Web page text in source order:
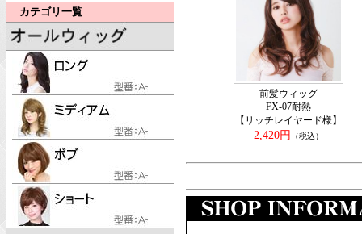
カテゴリ一覧
前髪ウィッグ
FX-07耐熱
【リッチレイヤード様】
2,420円
（税込）